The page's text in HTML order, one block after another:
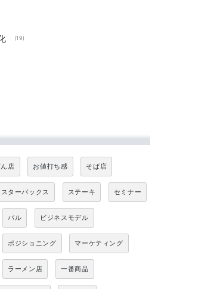
(19)
店 お値打ち感 そば店
スターバックス ステーキ セミナー
バル ビジネスモデル
ポジショニング マーケティング
ラーメン店 一番商品